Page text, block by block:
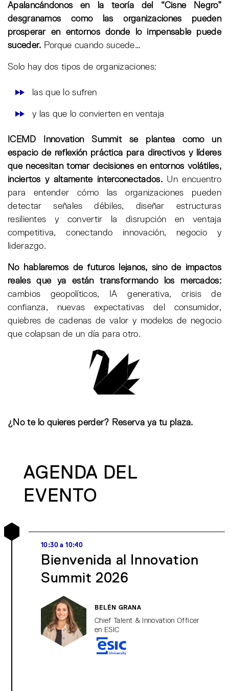
Apalancándonos en la teoría del “Cisne Negro”
desgranamos como las organizaciones pueden
prosperar en entornos donde lo impensable puede
suceder. Porque cuando sucede…
Solo hay dos tipos de organizaciones:
las que lo sufren
y las que lo convierten en ventaja
ICEMD Innovation Summit se plantea como un
espacio de reflexión práctica para directivos y líderes
que necesitan tomar decisiones en entornos volátiles,
inciertos y altamente interconectados.Un encuentro
para entender cómo las organizaciones pueden
detectar señales débiles, diseñar estructuras
resilientes y convertir la disrupción en ventaja
competitiva, conectando innovación, negocio y
liderazgo.
No hablaremos de futuros lejanos, sino de impactos
reales que ya están transformando los mercados:
cambios geopolíticos, IA generativa, crisis de
confianza, nuevas expectativas del consumidor,
quiebres de cadenas de valor y modelos de negocio
que colapsan de un día para otro.
¿No te lo quieres perder? Reserva ya tu plaza.
AGENDA DEL
EVENTO
10:30 a 10:40
Bienvenida al Innovation
Summit 2026
BELÉN GRANA
Chief Talent & Innovation Officer
en ESIC